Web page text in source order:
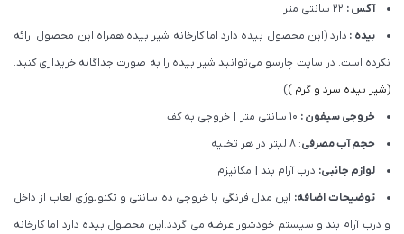
آکس :
بیده : دارد (این محصول بیده دارد اما کارخانه شیر بیده همراه این محصول ارائه
نکرده است. در سایت چارسو می‌توانید شیر بیده را به صورت جداگانه خریداری کنید.
(شیر بیده سرد و گرم ))
خروجی سیفون :
حجم آب مصرفی: 8 لیتر در هر تخلیه
لوازم جانبی: درب آرام بند | مکانیزم
توضیحات اضافه: این مدل فرنگی با خروجی ده سانتی و تکنولوژی لعاب از داخل
و درب آرام بند و سیستم خودشور عرضه می گردد.این محصول بیده دارد اما کارخانه